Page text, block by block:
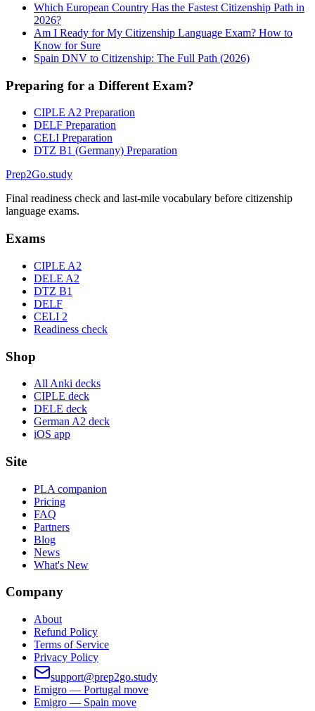
Which European Country Has the Fastest Citizenship Path in
2026?
Am I Ready for My Citizenship Language Exam? How to
Know for Sure
Spain DNV to Citizenship: The Full Path (2026)
Preparing for a Different Exam?
CIPLE A2 Preparation
DELF Preparation
CELI Preparation
DTZ B1 (Germany) Preparation
Prep2Go.study
Final readiness check and last-mile vocabulary before citizenship
language exams.
Exams
CIPLE A2
DELE A2
DTZ B1
DELF
CELI 2
Readiness check
Shop
All Anki decks
CIPLE deck
DELE deck
German A2 deck
iOS app
Site
PLA companion
Pricing
FAQ
Partners
Blog
News
What's New
Company
About
Refund Policy
Terms of Service
Privacy Policy
support@prep2go.study
Emigro — Portugal move
Emigro — Spain move